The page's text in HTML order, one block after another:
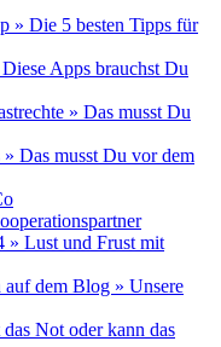
» Die 5 besten Tipps für
Apps brauchst Du
» Das musst Du
Das musst Du vor dem
» Lust und Frust mit
dem Blog » Unsere
Not oder kann das